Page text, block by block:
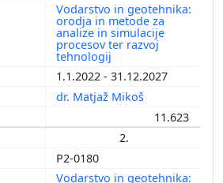
Vodarstvo in geotehnika:
orodja in metode za
analize in simulacije
procesov ter razvoj
tehnologij
1.1.2022 - 31.12.2027
dr. Matjaž Mikoš
11.623
2.
P2-0180
Vodarstvo in geotehnika: